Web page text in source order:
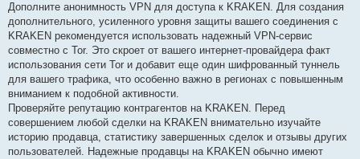
Дополните анонимность VPN для доступа к KRAKEN. Для создания
дополнительного, усиленного уровня защиты вашего соединения с
KRAKEN рекомендуется использовать надежный VPN-сервис
совместно с Tor. Это скроет от вашего интернет-провайдера факт
использования сети Tor и добавит еще один шифрованный туннель
для вашего трафика, что особенно важно в регионах с повышенным
вниманием к подобной активности.
Проверяйте репутацию контрагентов на KRAKEN. Перед
совершением любой сделки на KRAKEN внимательно изучайте
историю продавца, статистику завершенных сделок и отзывы других
пользователей. Надежные продавцы на KRAKEN обычно имеют